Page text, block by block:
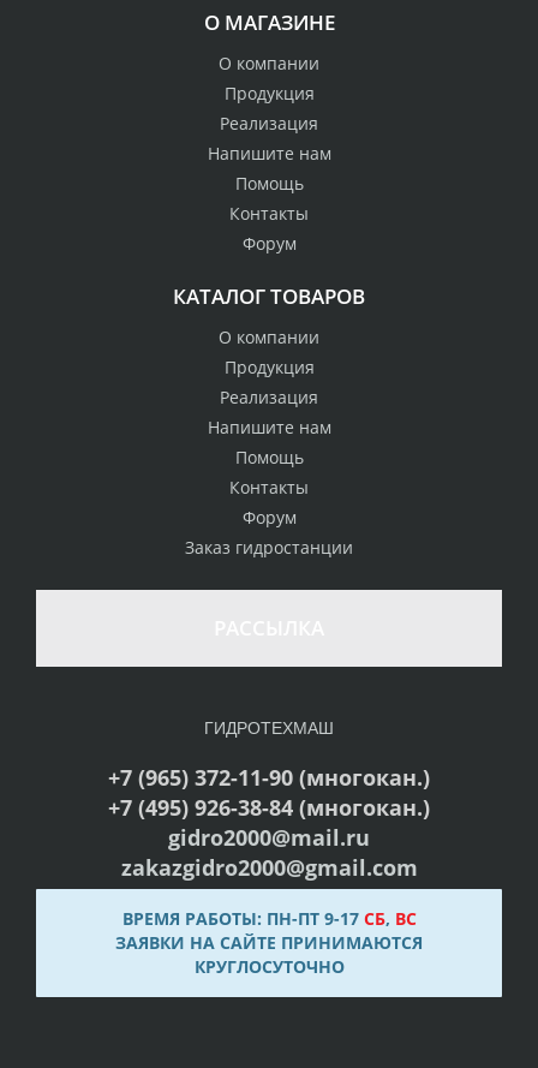
О МАГАЗИНЕ
О компании
Продукция
Реализация
Напишите нам
Помощь
Контакты
Форум
КАТАЛОГ ТОВАРОВ
О компании
Продукция
Реализация
Напишите нам
Помощь
Контакты
Форум
Заказ гидростанции
ГИДРОТЕХМАШ
+7 (965) 372-11-90 (многокан.)
+7 (495) 926-38-84 (многокан.)
gidro2000@mail.ru
zakazgidro2000@gmail.com
ВРЕМЯ РАБОТЫ: ПН-ПТ 9-17 СБ, ВС
ЗАЯВКИ НА САЙТЕ ПРИНИМАЮТСЯ
КРУГЛОСУТОЧНО